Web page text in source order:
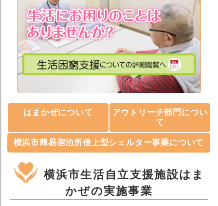
はまかぜについて
アウトリーチ部門につい
て
横浜市簡易宿泊所借上型シェルター事業について
横浜市生活自立支援施設はま
かぜの実施事業